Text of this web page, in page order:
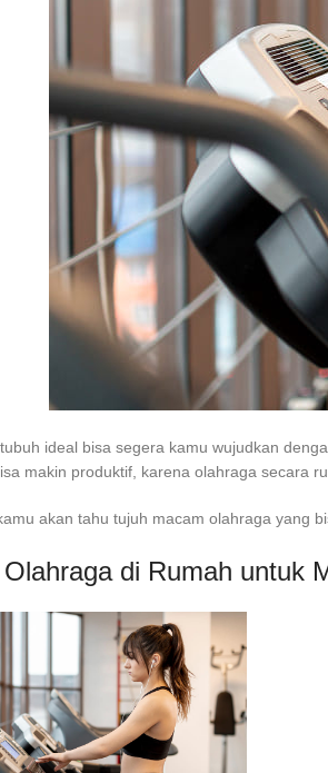
ideal bisa segera kamu wujudkan
makin produktif, karena olahraga secara
akan tahu tujuh macam olahraga yang
Olahraga di Rumah untuk